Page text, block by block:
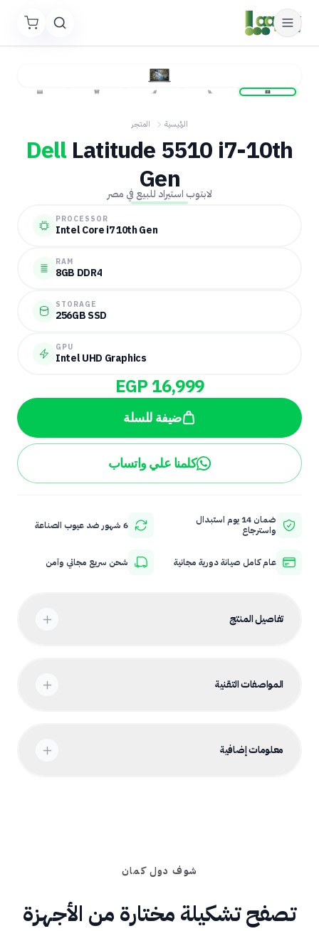
الرئيسية المتجر
Dell Latitude 5510 i7-10th
Gen
لابتوب استيراد للبيع في مصر
PROCESSOR
Intel Core i7 10th Gen
RAM
8GB DDR4
STORAGE
256GB SSD
GPU
Intel UHD Graphics
EGP 16,999
ضيفة للسلة
كلمنا علي واتساب
ضمان 14 يوم استبدال
واسترجاع
6 شهور ضد عيوب الصناعة
عام كامل صيانة دورية مجانية شحن سريع مجاني وآمن
تفاصيل المنتج
المواصفات التقنية
معلومات إضافية
شوف دول كمان
تصفح تشكيلة مختارة من الأجهزة